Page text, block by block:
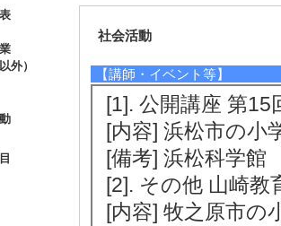
外）
社会活動
【講師・イベント等】
[1]. 公開講座 第
[内容] 浜松市の小
[備考] 浜松科学館
[2]. その他 山崎
[内容] 牧之原市の